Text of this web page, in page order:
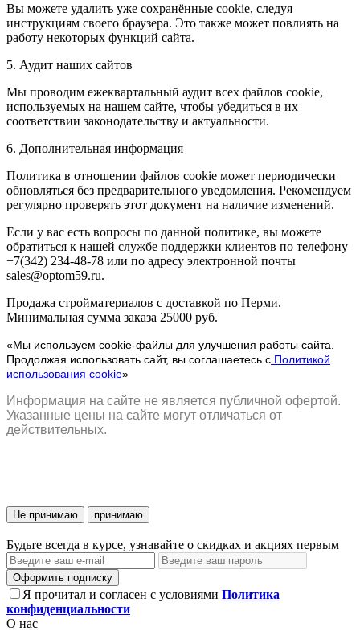
Вы можете удалить уже сохранённые cookie, следуя
инструкциям своего браузера. Это также может повлиять на
работу некоторых функций сайта.
5. Аудит наших сайтов
Мы проводим ежеквартальный аудит всех файлов cookie,
используемых на нашем сайте, чтобы убедиться в их
соответствии законодательству и актуальности.
6. Дополнительная информация
Политика в отношении файлов cookie может периодически
обновляться без предварительного уведомления. Рекомендуем
регулярно проверять этот документ на наличие изменений.
Если у вас есть вопросы по данной политике, вы можете
обратиться к нашей службе поддержки клиентов по телефону
+7(342) 234-48-78 или по адресу электронной почты
sales@optom59.ru.
Продажа стройматериалов с доставкой по Перми.
Минимальная сумма заказа 25000 руб.
«Мы используем cookie-файлы для улучшения работы сайта.
Продолжая использовать сайт, вы соглашаетесь с Политикой
использования cookie»
Информация на сайте не является публичной офертой.
Указанные цены на сайте могут отличаться от
действительных.
Не принимаю принимаю
Будьте всегда в курсе, узнавайте о скидках и акциях первым
Оформить подписку
Я прочитал и согласен с условиями Политика
конфиденциальности
О нас